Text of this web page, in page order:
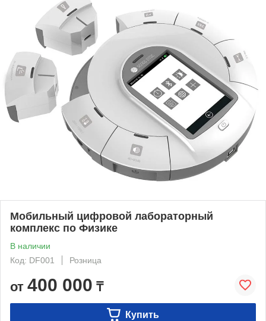
Мобильный цифровой лабораторный
комплекс по Физике
В наличии
Код: DF001
Розница
от 400 000 ₸
Купить